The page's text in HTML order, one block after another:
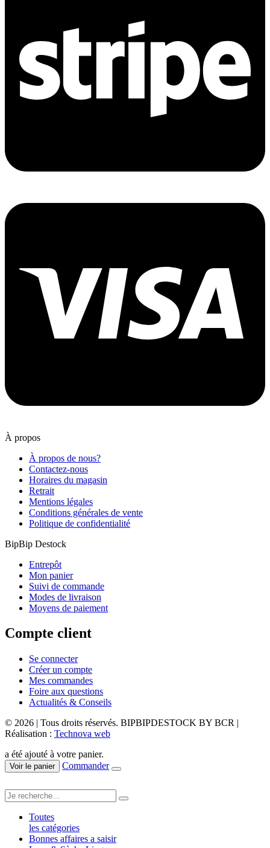
À propos
À propos de nous?
Contactez-nous
Horaires du magasin
Retrait
Mentions légales
Conditions générales de vente
Politique de confidentialité
BipBip Destock
Entrepôt
Mon panier
Suivi de commande
Modes de livraison
Moyens de paiement
Compte client
Se connecter
Créer un compte
Mes commandes
Foire aux questions
Actualités & Conseils
© 2026 | Tous droits réservés. BIPBIPDESTOCK BY BCR |
Réalisation : Technova web
a été ajouté à votre panier.
Voir le panier Commander
Toutes
les catégories
Bonnes affaires a saisir